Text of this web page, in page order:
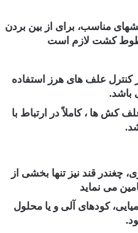
مناسب، برای از بین بردن
کشت لازم است
کنترل علف های هرز استفاده
کش ها ، کاملاً در ارتباط با
چغندر قند نیز تنها بخشی از
می نماید
کودهای آلی و یا محلول